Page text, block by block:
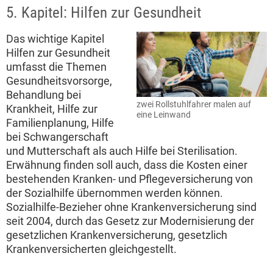
5. Kapitel: Hilfen zur Gesundheit
zwei Rollstuhlfahrer malen auf
eine Leinwand
Das wichtige Kapitel
Hilfen zur Gesundheit
umfasst die Themen
Gesundheitsvorsorge,
Behandlung bei
Krankheit, Hilfe zur
Familienplanung, Hilfe
bei Schwangerschaft
und Mutterschaft als auch Hilfe bei Sterilisation.
Erwähnung finden soll auch, dass die Kosten einer
bestehenden Kranken- und Pflegeversicherung von
der Sozialhilfe übernommen werden können.
Sozialhilfe-Bezieher ohne Krankenversicherung sind
seit 2004, durch das Gesetz zur Modernisierung der
gesetzlichen Krankenversicherung, gesetzlich
Krankenversicherten gleichgestellt.